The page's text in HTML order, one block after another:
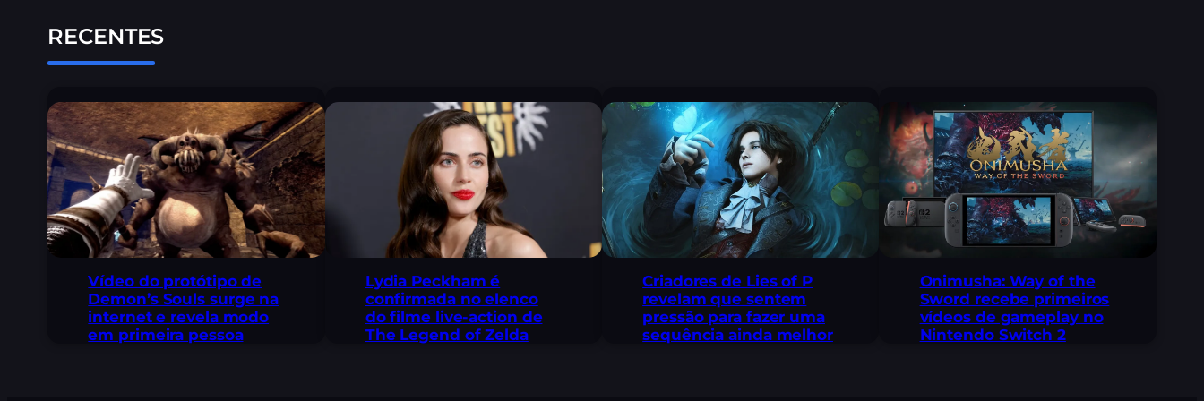
RECENTES
Vídeo do protótipo de
Demon’s Souls surge na
internet e revela modo
em primeira pessoa
Lydia Peckham é
confirmada no elenco
do filme live-action de
The Legend of Zelda
Criadores de Lies of P
revelam que sentem
pressão para fazer uma
sequência ainda melhor
Onimusha: Way of the
Sword recebe primeiros
vídeos de gameplay no
Nintendo Switch 2